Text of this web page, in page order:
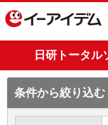
日研トータル
条件から絞り込む